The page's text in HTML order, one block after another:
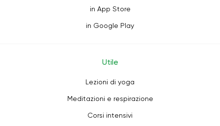
in App Store
in Google Play
Utile
Lezioni di yoga
Meditazioni e respirazione
Corsi intensivi